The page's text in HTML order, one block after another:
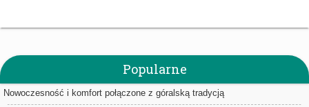
Popularne
Nowoczesność i komfort połączone z góralską tradycją